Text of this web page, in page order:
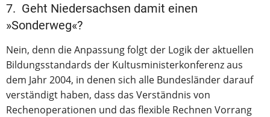
7. Geht Niedersachsen damit einen
»Sonderweg«?
Nein, denn die Anpassung folgt der Logik der aktuellen
Bildungsstandards der Kultusministerkonferenz aus
dem Jahr 2004, in denen sich alle Bundesländer darauf
verständigt haben, dass das Verständnis von
Rechenoperationen und das flexible Rechnen Vorrang